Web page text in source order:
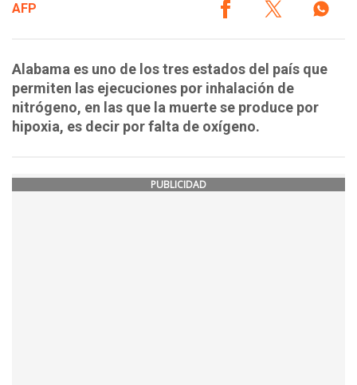
AFP
Alabama es uno de los tres estados del país que
permiten las ejecuciones por inhalación de
nitrógeno, en las que la muerte se produce por
hipoxia, es decir por falta de oxígeno.
PUBLICIDAD